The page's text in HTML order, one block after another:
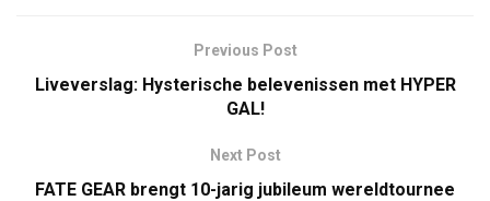
Previous Post
Liveverslag: Hysterische belevenissen met HYPER
GAL!
Next Post
FATE GEAR brengt 10-jarig jubileum wereldtournee